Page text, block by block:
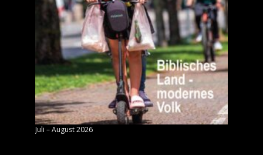
Juli – August 2026